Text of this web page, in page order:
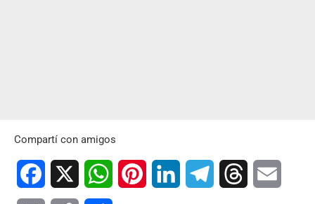
Compartí con amigos
Facebook WhatsAppPinterest LinkedIn TelegramThreads